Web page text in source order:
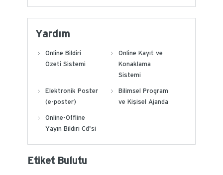
Yardım
Online Bildiri
Özeti Sistemi
Online Kayıt ve
Konaklama
Sistemi
Elektronik Poster
(e-poster)
Bilimsel Program
ve Kişisel Ajanda
Online-Offline
Yayın Bildiri Cd'si
Etiket Bulutu